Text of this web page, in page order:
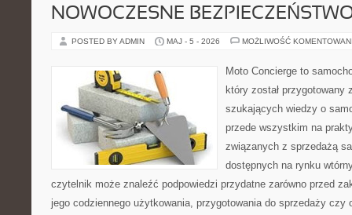
NOWOCZESNE
POSTED BY ADMIN MAJ - 5 - 2026 MOŻLIWOŚĆ
Moto Concierge to
który został przygotowany
szukających wiedzy o
przede wszystkim na
związanych z sprzedażą
dostępnych na rynku
czytelnik może znaleźć podpowiedzi przydatne zarówno przed
jego codziennego użytkowania, przygotowania do sprzedaży czy